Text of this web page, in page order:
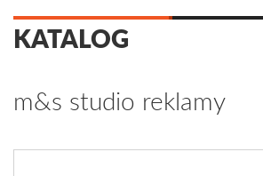
KATALOG
m&s studio reklamy